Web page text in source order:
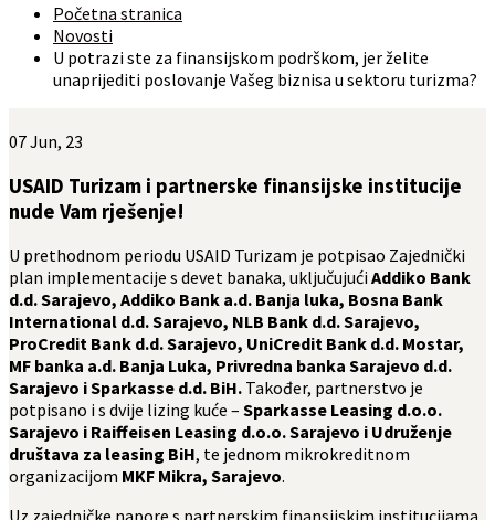
Početna stranica
Novosti
U potrazi ste za finansijskom podrškom, jer želite
unaprijediti poslovanje Vašeg biznisa u sektoru turizma?
07Jun, 23
USAID Turizam i partnerske finansijske institucije
nude Vam rješenje!
U prethodnom periodu USAID Turizam je potpisao Zajednički
plan implementacije s devet banaka, uključujući Addiko Bank
d.d. Sarajevo, Addiko Bank a.d. Banja luka, Bosna Bank
International d.d. Sarajevo, NLB Bank d.d. Sarajevo,
ProCredit Bank d.d. Sarajevo, UniCredit Bank d.d. Mostar,
MF banka a.d. Banja Luka, Privredna banka Sarajevo d.d.
Sarajevo i Sparkasse d.d. BiH. Također, partnerstvo je
potpisano i s dvije lizing kuće – Sparkasse Leasing d.o.o.
Sarajevo i Raiffeisen Leasing d.o.o. Sarajevo i Udruženje
društava za leasing BiH, te jednom mikrokreditnom
organizacijom MKF Mikra, Sarajevo.